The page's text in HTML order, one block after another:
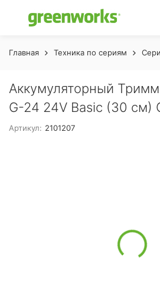
Главная Техника по сериям
Аккумуляторный
G-24 24V Basic (30 см)
Артикул: 2101207